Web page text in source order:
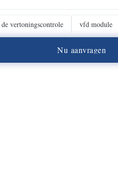
vertoningscontrole vfd module
Nu aanvragen